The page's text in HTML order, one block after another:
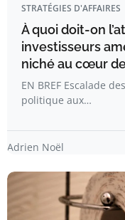
STRATÉGIES D'AFFAIRES
À quoi doit-on
investisseurs
niché au cœur
EN BREF Escalade
politique aux…
Adrien Noël